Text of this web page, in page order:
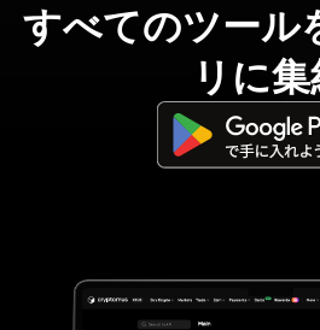
すべてのツール
リに集